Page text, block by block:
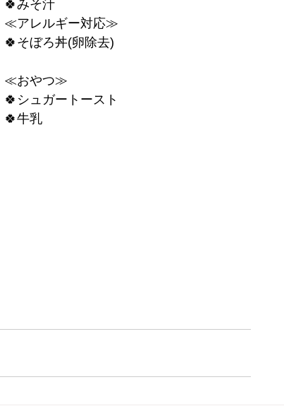
🍀みそ汁
≪アレルギー対応≫
🍀そぼろ丼(卵除去)
≪おやつ≫
🍀シュガートースト
🍀牛乳